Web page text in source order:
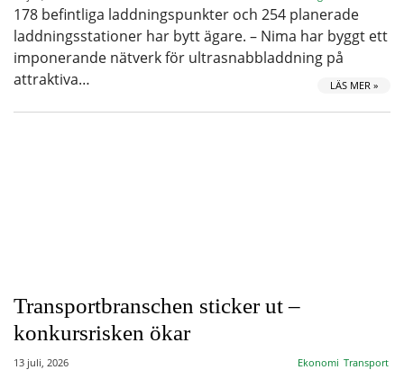
178 befintliga laddningspunkter och 254 planerade
laddningsstationer har bytt ägare. – Nima har byggt ett
imponerande nätverk för ultrasnabbladdning på
attraktiva…
LÄS MER »
Transportbranschen sticker ut –
konkursrisken ökar
13 juli, 2026 Ekonomi Transport